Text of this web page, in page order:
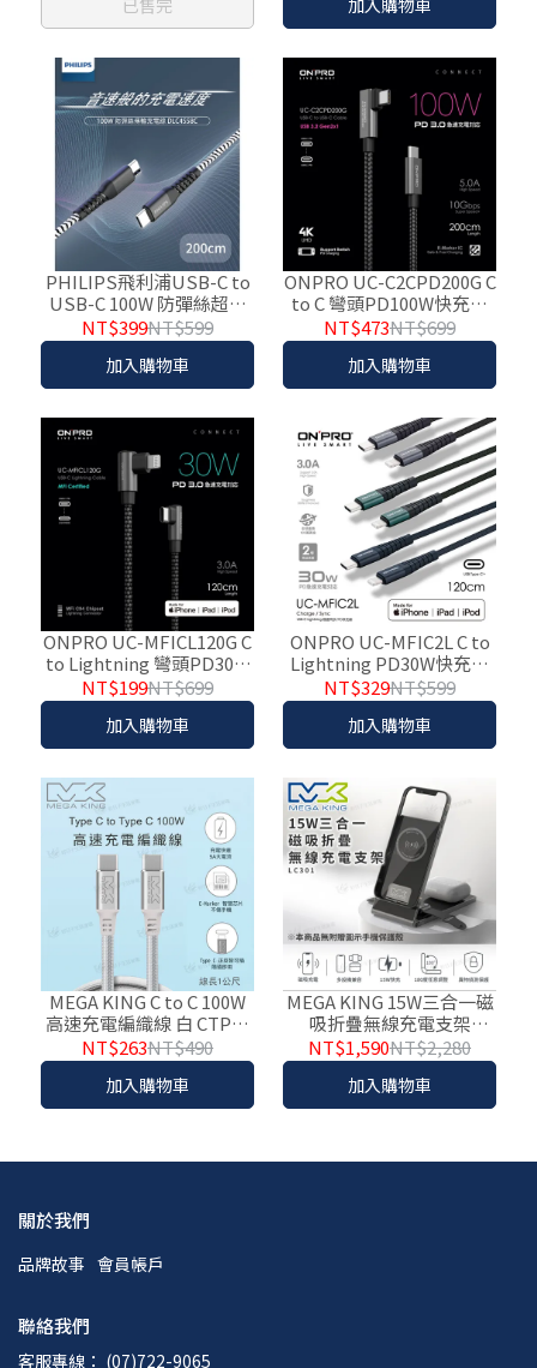
已售完 加入購物車
PHILIPS飛利浦USB-C to
USB-C 100W 防彈絲超快
速充電線200cm DLC4558C
NT$399NT$599
加入購物車
ONPRO UC-C2CPD200G C
to C 彎頭PD100W快充編
織傳輸線 2M 黑
NT$473NT$699
加入購物車
ONPRO UC-MFICL120G C
to Lightning 彎頭PD30W
快充編織傳輸線 1.2M 黑
NT$199NT$699
加入購物車
ONPRO UC-MFIC2L C to
Lightning PD30W快充編
織傳輸線 1.2M
NT$329NT$599
加入購物車
MEGA KING C to C 100W
高速充電編織線 白 CTPC-
MK-100W
NT$263NT$490
加入購物車
MEGA KING 15W三合一磁
吸折疊無線充電支架
LC301
NT$1,590NT$2,280
加入購物車
關於我們
品牌故事 會員帳戶
聯絡我們
客服專線： (07)722-9065